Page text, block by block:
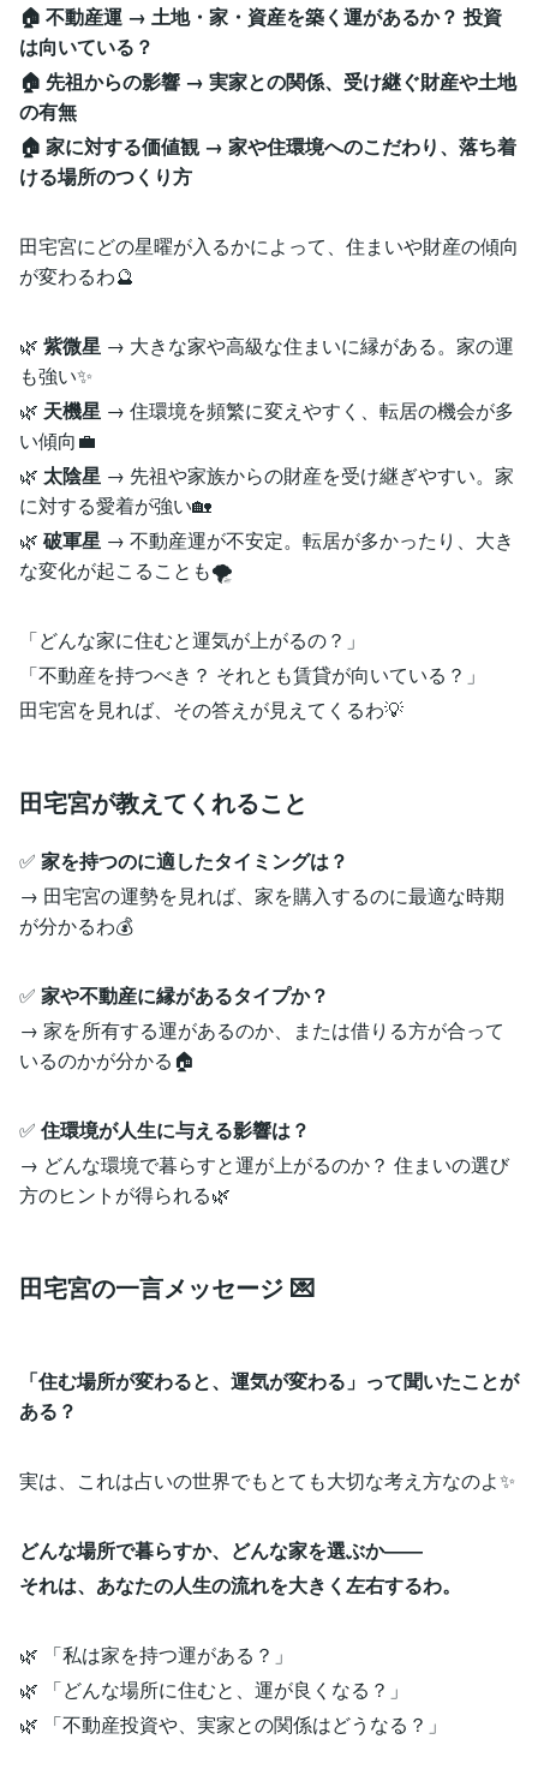
🏠 不動産運 → 土地・家・資産を築く運があるか？ 投資
は向いている？
🏠 先祖からの影響 → 実家との関係、受け継ぐ財産や土地
の有無
🏠 家に対する価値観 → 家や住環境へのこだわり、落ち着
ける場所のつくり方
田宅宮にどの星曜が入るかによって、住まいや財産の傾向
が変わるわ🔮
🌿 紫微星 → 大きな家や高級な住まいに縁がある。家の運
も強い✨
🌿 天機星 → 住環境を頻繁に変えやすく、転居の機会が多
い傾向💼
🌿 太陰星 → 先祖や家族からの財産を受け継ぎやすい。家
に対する愛着が強い🏡
🌿 破軍星 → 不動産運が不安定。転居が多かったり、大き
な変化が起こることも🌪️
「どんな家に住むと運気が上がるの？」
「不動産を持つべき？ それとも賃貸が向いている？」
田宅宮を見れば、その答えが見えてくるわ💡
田宅宮が教えてくれること
✅ 家を持つのに適したタイミングは？
→ 田宅宮の運勢を見れば、家を購入するのに最適な時期
が分かるわ💰
✅ 家や不動産に縁があるタイプか？
→ 家を所有する運があるのか、または借りる方が合って
いるのかが分かる🏠
✅ 住環境が人生に与える影響は？
→ どんな環境で暮らすと運が上がるのか？ 住まいの選び
方のヒントが得られる🌿
田宅宮の一言メッセージ 💌
「住む場所が変わると、運気が変わる」って聞いたことが
ある？
実は、これは占いの世界でもとても大切な考え方なのよ✨
どんな場所で暮らすか、どんな家を選ぶか――
それは、あなたの人生の流れを大きく左右するわ。
🌿 「私は家を持つ運がある？」
🌿 「どんな場所に住むと、運が良くなる？」
🌿 「不動産投資や、実家との関係はどうなる？」